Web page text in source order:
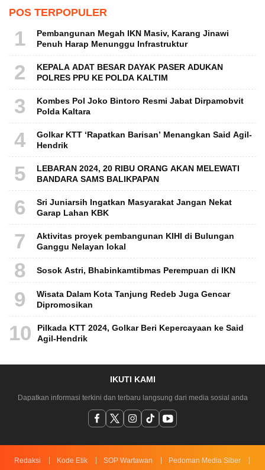
POS TERPOPULER
1
Pembangunan Megah IKN Masiv, Karang Jinawi
Penuh Harap Menunggu Infrastruktur
2
KEPALA ADAT BESAR DAYAK PASER ADUKAN
POLRES PPU KE POLDA KALTIM
3
Kombes Pol Joko Bintoro Resmi Jabat Dirpamobvit
Polda Kaltara
4
Golkar KTT ‘Rapatkan Barisan’ Menangkan Said Agil-
Hendrik
5
LEBARAN 2024, 20 RIBU ORANG AKAN MELEWATI
BANDARA SAMS BALIKPAPAN
6
Sri Juniarsih Ingatkan Masyarakat Jangan Nekat
Garap Lahan KBK
7
Aktivitas proyek pembangunan KIHI di Bulungan
Ganggu Nelayan lokal
8 Sosok Astri, Bhabinkamtibmas Perempuan di IKN
9
Wisata Dalam Kota Tanjung Redeb Juga Gencar
Dipromosikan
10
Pilkada KTT 2024, Golkar Beri Kepercayaan ke Said
Agil-Hendrik
IKUTI KAMI
Dapatkan informasi terkini dan terbaru langsung dari media sosial anda
Redaksi Kode Etik SOP Wartawan
Pedoman Media Siber